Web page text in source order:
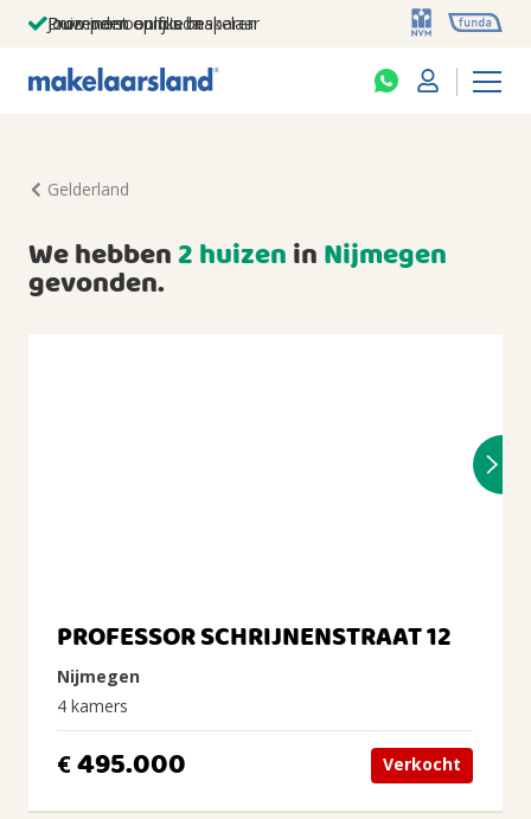
Jouw persoonlijke makelaar
Duizenden euro's besparen
Prominent op funda
Gelderland
We hebben2 huizeninNijmegen
gevonden.
PROFESSOR SCHRIJNENSTRAAT 12
Nijmegen
4 kamers
€495.000 Verkocht